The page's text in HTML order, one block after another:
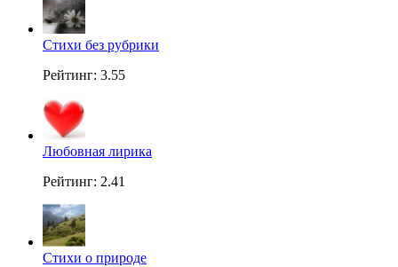
Стихи без рубрики
Рейтинг: 3.55
Любовная лирика
Рейтинг: 2.41
Стихи о природе